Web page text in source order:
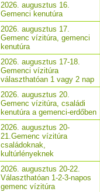
2026. augusztus 16.
Gemenci kenutúra
2026. augusztus 17.
Gemenc vízitúra, gemenci
kenutúra
2026. augusztus 17-18.
Gemenci vízitúra
választhatóan 1 vagy 2 nap
2026. augusztus 20.
Gemenc vízitúra, családi
kenutúra a gemenci-erdőben
2026. augusztus 20-
21.Gemenc vízitúra
családoknak,
kultúrlényeknek
2026. augusztus 20-22.
Választhatóan 1-2-3-napos
gemenc vízitúra